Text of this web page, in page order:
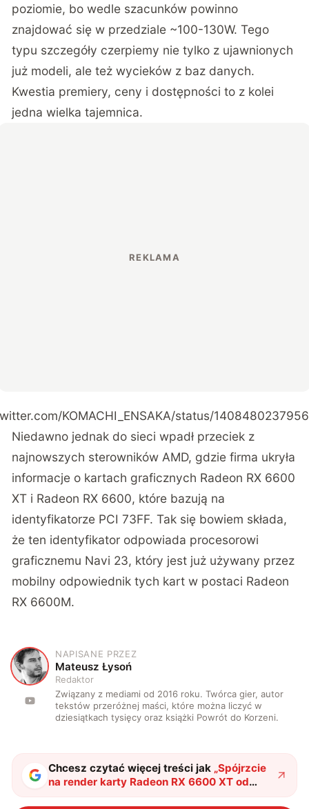
poziomie, bo wedle szacunków powinno
znajdować się w przedziale ~100-130W. Tego
typu szczegóły czerpiemy nie tylko z ujawnionych
już modeli, ale też wycieków z baz danych.
Kwestia premiery, ceny i dostępności to z kolei
jedna wielka tajemnica.
KOMACHI_ENSAKA/status/
Niedawno jednak do sieci wpadł przeciek z
najnowszych sterowników AMD, gdzie firma ukryła
informacje o kartach graficznych Radeon RX 6600
XT i Radeon RX 6600, które bazują na
identyfikatorze PCI 73FF. Tak się bowiem składa,
że ten identyfikator odpowiada procesorowi
graficznemu Navi 23, który jest już używany przez
mobilny odpowiednik tych kart w postaci Radeon
RX 6600M.
M
NAPISANE PRZEZ
Mateusz Łysoń
Redaktor
Związany z mediami od 2016 roku. Twórca gier, autor
tekstów przeróżnej maści, które można liczyć w
dziesiątkach tysięcy oraz książki Powrót do Korzeni.
Chcesz czytać więcej treści jak „Spójrzcie
na render karty Radeon RX 6600 XT od
AMD"?